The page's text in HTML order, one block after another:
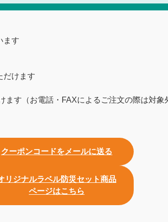
ます
だけます
す（お電話・FAXによるご注文の際は対象
クーポンコードをメールに送る
リジナルラベル防災セット商品
ページはこちら